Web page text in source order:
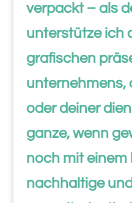
verpackt – als
unterstütze ich
grafischen
unternehmens,
oder deiner
ganze, wenn
noch mit einem
nachhaltige und